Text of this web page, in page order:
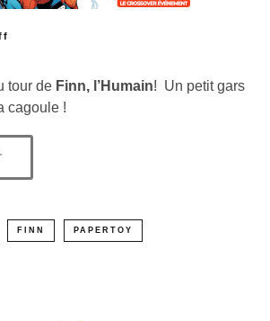
tour de Finn, l’Humain! Un petit gars
cagoule !
FINN PAPERTOY